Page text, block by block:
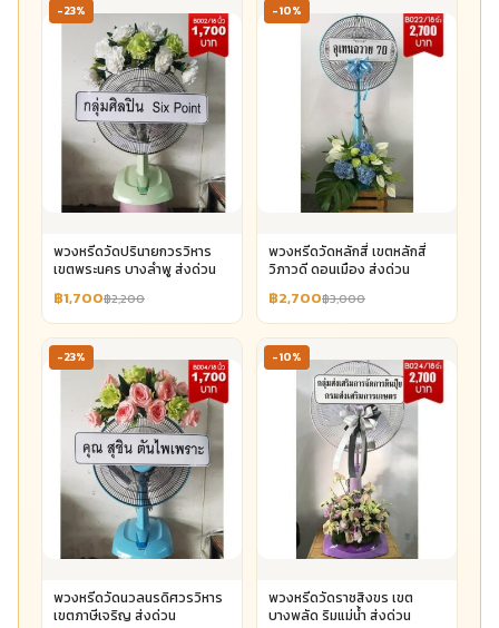
-23%
พวงหรีดวัดปรินายกวรวิหาร
เขตพระนคร บางลำพู ส่งด่วน
฿1,700฿2,200
-10%
พวงหรีดวัดหลักสี่ เขตหลักสี่
วิภาวดี ดอนเมือง ส่งด่วน
฿2,700฿3,000
-23%
พวงหรีดวัดนวลนรดิศวรวิหาร
เขตภาษีเจริญ ส่งด่วน
-10%
พวงหรีดวัดราชสิงขร เขต
บางพลัด ริมแม่น้ำ ส่งด่วน